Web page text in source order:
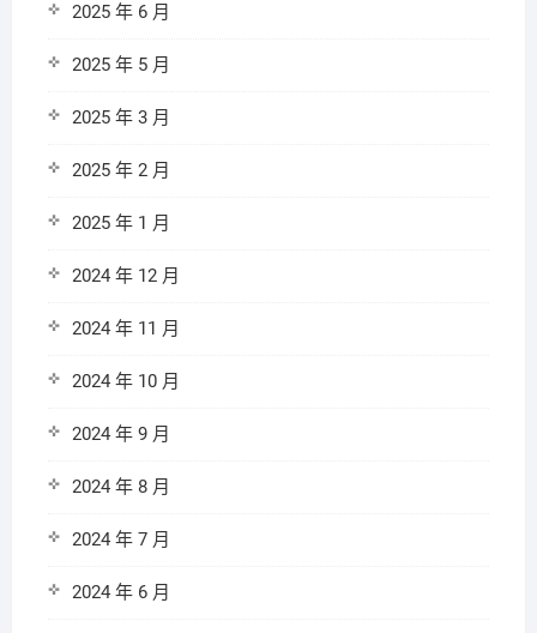
2025 年 6 月
2025 年 5 月
2025 年 3 月
2025 年 2 月
2025 年 1 月
2024 年 12 月
2024 年 11 月
2024 年 10 月
2024 年 9 月
2024 年 8 月
2024 年 7 月
2024 年 6 月